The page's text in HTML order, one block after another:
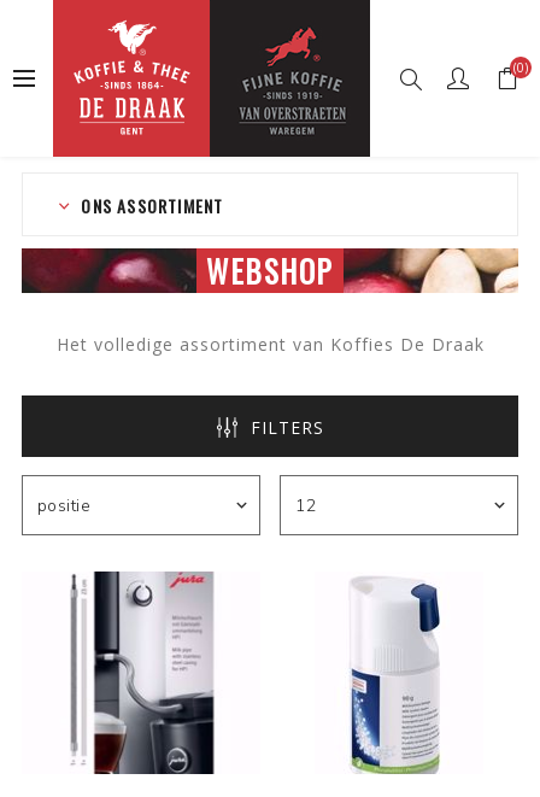
(0)
Startpagina Webshop
WEBSHOP
Het volledige assortiment van Koffies De Draak
FILTERS
ONS ASSORTIMENT